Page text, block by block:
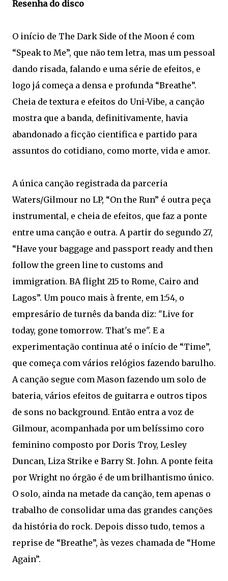
Resenha do disco
O início de The Dark Side of the Moon é com
“Speak to Me”, que não tem letra, mas um pessoal
dando risada, falando e uma série de efeitos, e
logo já começa a densa e profunda “Breathe”.
Cheia de textura e efeitos do Uni-Vibe, a canção
mostra que a banda, definitivamente, havia
abandonado a ficção cientifica e partido para
assuntos do cotidiano, como morte, vida e amor.
A única canção registrada da parceria
Waters/Gilmour no LP, “On the Run” é outra peça
instrumental, e cheia de efeitos, que faz a ponte
entre uma canção e outra. A partir do segundo 27,
“Have your baggage and passport ready and then
follow the green line to customs and
immigration. BA flight 215 to Rome, Cairo and
Lagos”. Um pouco mais à frente, em 1:54, o
empresário de turnês da banda diz: "Live for
today, gone tomorrow. That's me". E a
experimentação continua até o início de “Time”,
que começa com vários relógios fazendo barulho.
A canção segue com Mason fazendo um solo de
bateria, vários efeitos de guitarra e outros tipos
de sons no background. Então entra a voz de
Gilmour, acompanhada por um belíssimo coro
feminino composto por Doris Troy, Lesley
Duncan, Liza Strike e Barry St. John. A ponte feita
por Wright no órgão é de um brilhantismo único.
O solo, ainda na metade da canção, tem apenas o
trabalho de consolidar uma das grandes canções
da história do rock. Depois disso tudo, temos a
reprise de “Breathe”, às vezes chamada de “Home
Again”.